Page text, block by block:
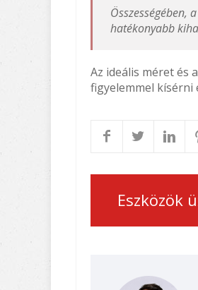
Összességében,
hatékonyabb
Az ideális méret és
figyelemmel kísérni
Eszközök